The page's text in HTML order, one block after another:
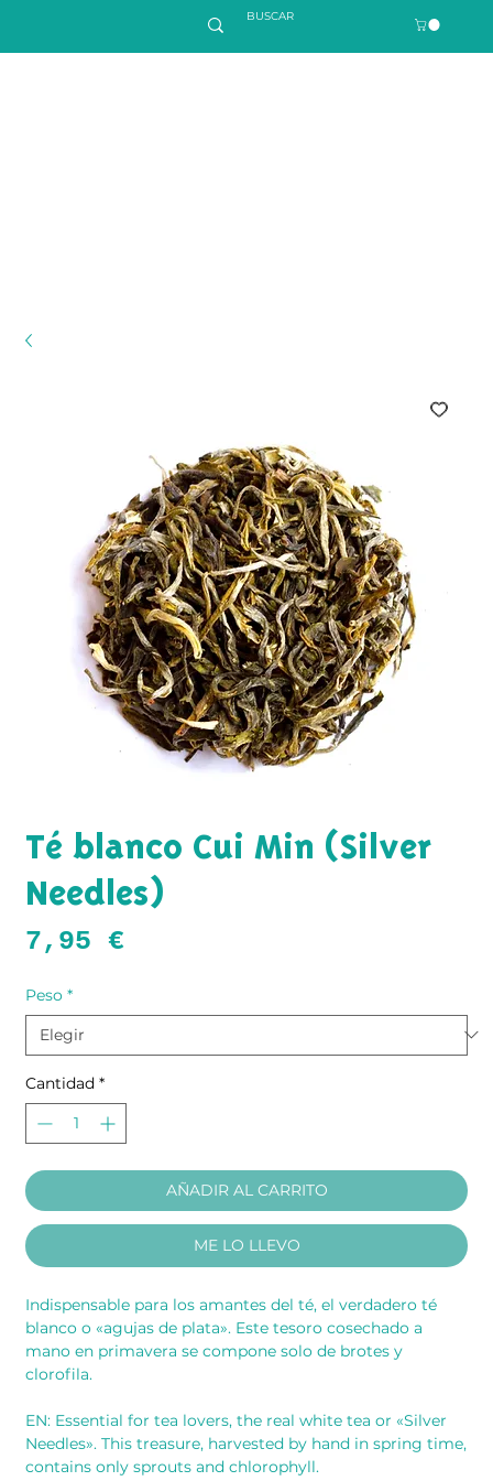
Té blanco Cui Min (Silver
Needles)
7,95 €
Peso *
Cantidad *
AÑADIR AL CARRITO
ME LO LLEVO
Indispensable para los amantes del té, el verdadero té
blanco o «agujas de plata». Este tesoro cosechado a
mano en primavera se compone solo de brotes y
clorofila.
EN: Essential for tea lovers, the real white tea or «Silver
Needles». This treasure, harvested by hand in spring time,
contains only sprouts and chlorophyll.